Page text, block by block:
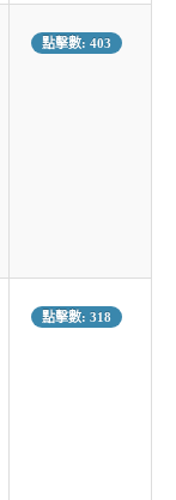
點擊數: 403
點擊數: 318